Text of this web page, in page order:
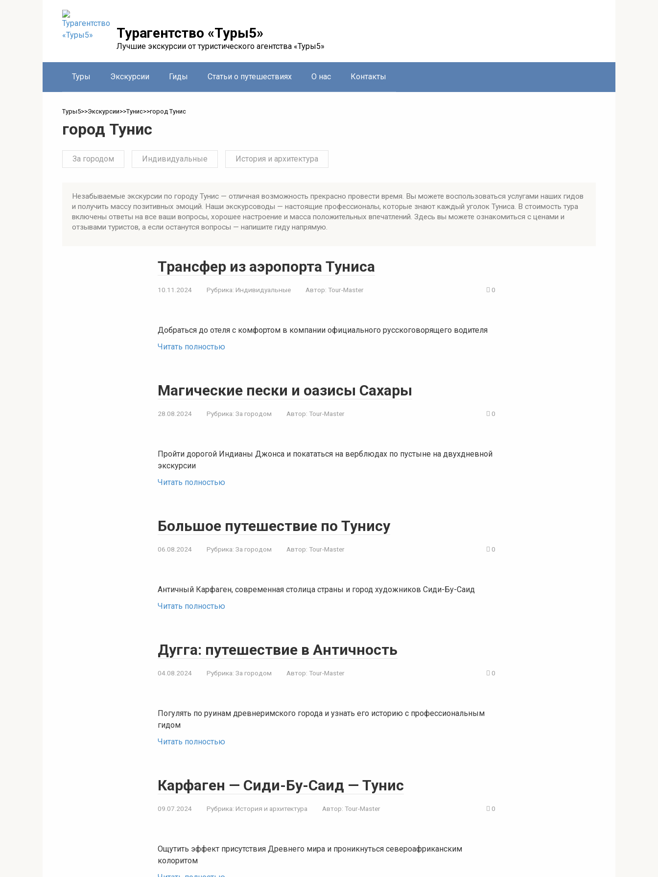
Турагентство «Туры5»
Лучшие экскурсии от туристического агентства «Туры5»
Туры Экскурсии Гиды Статьи о путешествиях О нас Контакты
Туры5>>Экскурсии>>Тунис>>город Тунис
город Тунис
За городом Индивидуальные История и архитектура
Незабываемые экскурсии по городу Тунис — отличная возможность прекрасно провести время. Вы можете воспользоваться услугами наших гидов
и получить массу позитивных эмоций. Наши экскурсоводы — настоящие профессионалы, которые знают каждый уголок Туниса. В стоимость тура
включены ответы на все ваши вопросы, хорошее настроение и масса положительных впечатлений. Здесь вы можете ознакомиться с ценами и
отзывами туристов, а если останутся вопросы — напишите гиду напрямую.
Трансфер из аэропорта Туниса
10.11.2024 Рубрика: Индивидуальные Автор: Tour-Master 0
Добраться до отеля с комфортом в компании официального русскоговорящего водителя
Читать полностью
Магические пески и оазисы Сахары
28.08.2024 Рубрика: За городом Автор: Tour-Master 0
Пройти дорогой Индианы Джонса и покататься на верблюдах по пустыне на двухдневной
экскурсии
Читать полностью
Большое путешествие по Тунису
06.08.2024 Рубрика: За городом Автор: Tour-Master 0
Античный Карфаген, современная столица страны и город художников Сиди-Бу-Саид
Читать полностью
Дугга: путешествие в Античность
04.08.2024 Рубрика: За городом Автор: Tour-Master 0
Погулять по руинам древнеримского города и узнать его историю с профессиональным
гидом
Читать полностью
Карфаген — Сиди-Бу-Саид — Тунис
09.07.2024 Рубрика: История и архитектура Автор: Tour-Master 0
Ощутить эффект присутствия Древнего мира и проникнуться североафриканским
колоритом